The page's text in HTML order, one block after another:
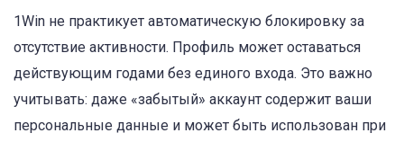
1Win не практикует автоматическую блокировку за
отсутствие активности. Профиль может оставаться
действующим годами без единого входа. Это важно
учитывать: даже «забытый» аккаунт содержит ваши
персональные данные и может быть использован при